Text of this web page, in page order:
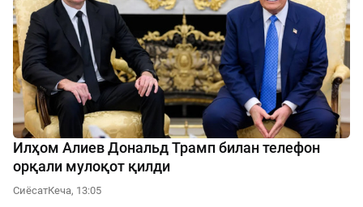
Илҳом Алиев Дональд Трамп билан телефон
орқали мулоқот қилди
СиёсатКеча, 13:05